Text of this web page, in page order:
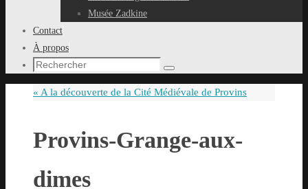
Musée Zadkine
Contact
À propos
Recherche
:
Rechercher
« A la découverte de la Cité Médiévale de Provins
Provins-Grange-aux-
dimes